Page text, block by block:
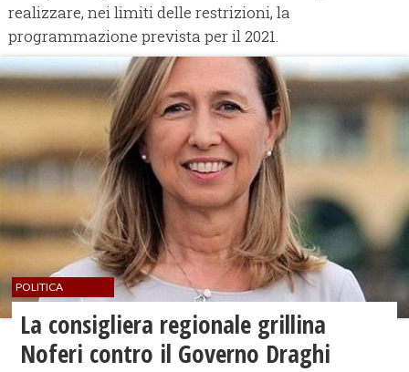
realizzare, nei limiti delle restrizioni, la
programmazione prevista per il 2021.
POLITICA
La consigliera regionale grillina
Noferi contro il Governo Draghi